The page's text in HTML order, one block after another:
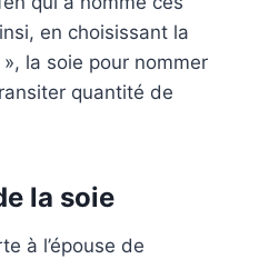
en choisissant la
la soie pour nommer
quantité de
la soie
à l’épouse de